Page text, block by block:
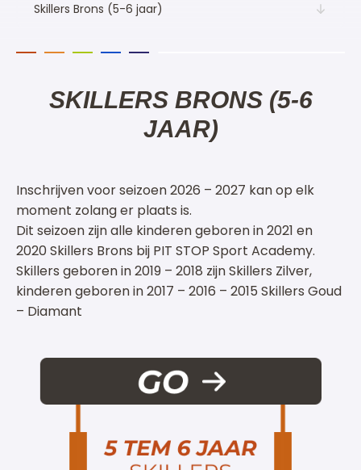
Skillers Brons (5-6 jaar)
SKILLERS BRONS (5-6
JAAR)
Inschrijven voor seizoen 2026 – 2027 kan op elk
moment zolang er plaats is.
Dit seizoen zijn alle kinderen geboren in 2021 en
2020 Skillers Brons bij PIT STOP Sport Academy.
Skillers geboren in 2019 – 2018 zijn Skillers Zilver,
kinderen geboren in 2017 – 2016 – 2015 Skillers Goud
– Diamant